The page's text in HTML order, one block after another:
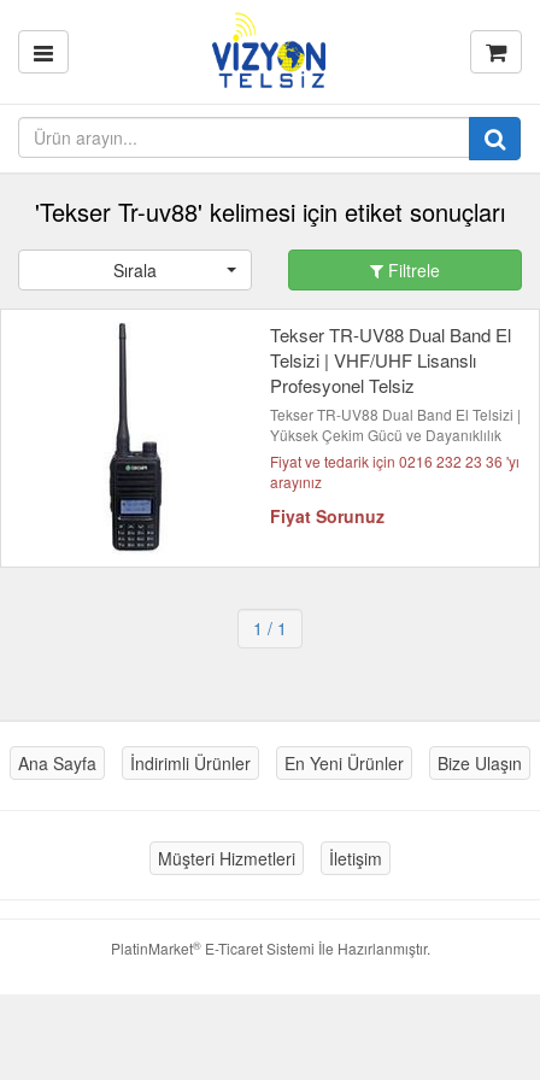
'Tekser Tr-uv88' kelimesi için etiket sonuçları
Sırala Filtrele
Tekser TR-UV88 Dual Band El
Telsizi | VHF/UHF Lisanslı
Profesyonel Telsiz
Tekser TR-UV88 Dual Band El Telsizi |
Yüksek Çekim Gücü ve Dayanıklılık
Fiyat ve tedarik için 0216 232 23 36 'yı
arayınız
Fiyat Sorunuz
1 / 1
Ana Sayfa İndirimli Ürünler En Yeni Ürünler Bize Ulaşın
Müşteri Hizmetleri İletişim
PlatinMarket®E-Ticaret Sistemi İle Hazırlanmıştır.